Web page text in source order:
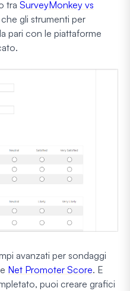
tra SurveyMonkey vs
che gli strumenti per
pari con le piattaforme
avanzati per sondaggi
e Net Promoter Score. E
puoi creare grafici